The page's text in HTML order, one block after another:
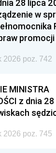
28 lipca
w
2026 poz. 742
MINISTRA
z dnia
2026 poz. 745